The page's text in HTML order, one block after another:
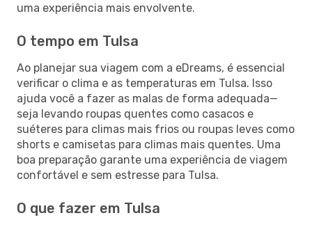
uma experiência mais envolvente.
O tempo em Tulsa
Ao planejar sua viagem com a eDreams, é essencial
verificar o clima e as temperaturas em Tulsa. Isso
ajuda você a fazer as malas de forma adequada—
seja levando roupas quentes como casacos e
suéteres para climas mais frios ou roupas leves como
shorts e camisetas para climas mais quentes. Uma
boa preparação garante uma experiência de viagem
confortável e sem estresse para Tulsa.
O que fazer em Tulsa